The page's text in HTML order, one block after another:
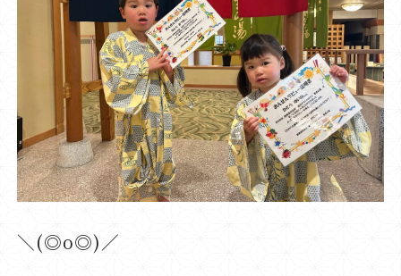
＼(◎o◎)／